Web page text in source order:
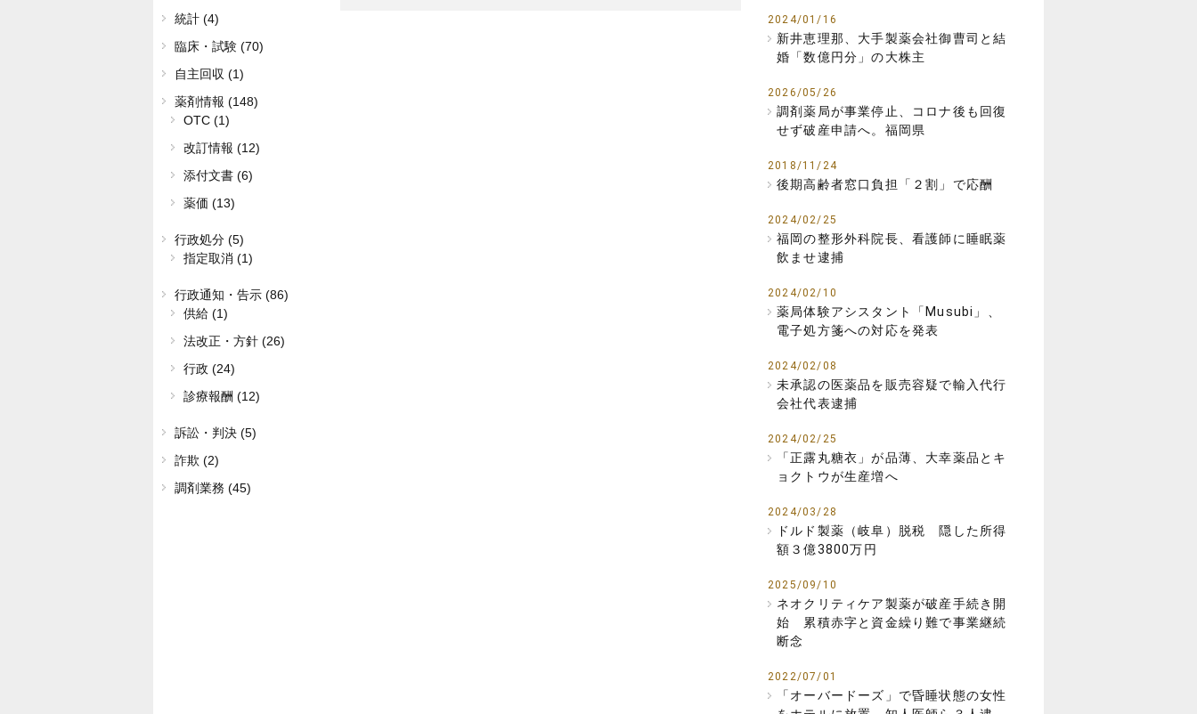
2024/01/16
新井恵理那、大手製薬会社御曹司と結
婚「数億円分」の大株主
2026/05/26
調剤薬局が事業停止、コロナ後も回復
せず破産申請へ。福岡県
2018/11/24
後期高齢者窓口負担「２割」で応酬
2024/02/25
福岡の整形外科院長、看護師に睡眠薬
飲ませ逮捕
2024/02/10
薬局体験アシスタント「Musubi」、
電子処方箋への対応を発表
2024/02/08
未承認の医薬品を販売容疑で輸入代行
会社代表逮捕
2024/02/25
「正露丸糖衣」が品薄、大幸薬品とキ
ョクトウが生産増へ
2024/03/28
ドルド製薬（岐阜）脱税 隠した所得
額３億3800万円
2025/09/10
ネオクリティケア製薬が破産手続き開
始 累積赤字と資金繰り難で事業継続
断念
2022/07/01
「オーバードーズ」で昏睡状態の女性
統計 (4)
臨床・試験 (70)
自主回収 (1)
薬剤情報 (148)
OTC (1)
改訂情報 (12)
添付文書 (6)
薬価 (13)
行政処分 (5)
指定取消 (1)
行政通知・告示 (86)
供給 (1)
法改正・方針 (26)
行政 (24)
診療報酬 (12)
訴訟・判決 (5)
詐欺 (2)
調剤業務 (45)